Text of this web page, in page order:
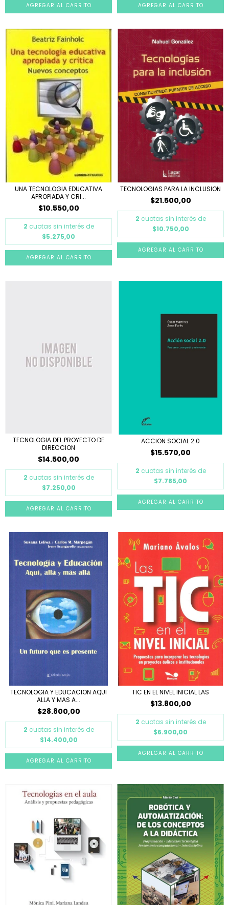
UNA TECNOLOGIA EDUCATIVA
APROPIADA Y CRI...
$10.550,00
2 cuotas sin interés de
$5.275,00
TECNOLOGIAS PARA LA INCLUSION
$21.500,00
2 cuotas sin interés de
$10.750,00
TECNOLOGIA DEL PROYECTO DE
DIRECCION
$14.500,00
2 cuotas sin interés de
$7.250,00
ACCION SOCIAL 2.0
$15.570,00
2 cuotas sin interés de
$7.785,00
TECNOLOGIA Y EDUCACION AQUI
ALLA Y MAS A...
$28.800,00
2 cuotas sin interés de
$14.400,00
TIC EN EL NIVEL INICIAL LAS
$13.800,00
2 cuotas sin interés de
$6.900,00